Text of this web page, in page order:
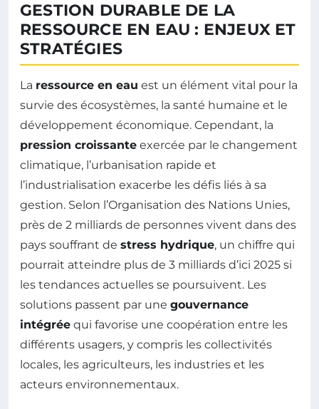
GESTION DURABLE DE LA
RESSOURCE EN EAU : ENJEUX ET
STRATÉGIES
La ressource en eau est un élément vital pour la
survie des écosystèmes, la santé humaine et le
développement économique. Cependant, la
pression croissante exercée par le changement
climatique, l’urbanisation rapide et
l’industrialisation exacerbe les défis liés à sa
gestion. Selon l’Organisation des Nations Unies,
près de 2 milliards de personnes vivent dans des
pays souffrant de stress hydrique, un chiffre qui
pourrait atteindre plus de 3 milliards d’ici 2025 si
les tendances actuelles se poursuivent. Les
solutions passent par une gouvernance
intégrée qui favorise une coopération entre les
différents usagers, y compris les collectivités
locales, les agriculteurs, les industries et les
acteurs environnementaux.